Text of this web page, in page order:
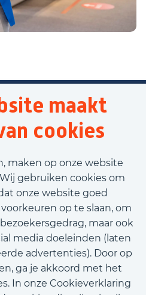
maakt
cookies
maken op onze website
gebruiken cookies om
onze website goed
op te slaan, om
maar ook
media doeleinden (laten
advertenties). Door op
ga je akkoord met het
In onze Cookieverklaring